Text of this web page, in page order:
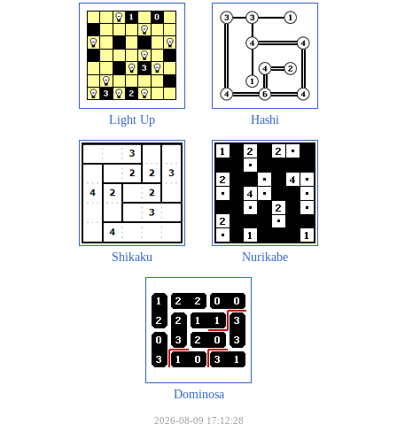
Light Up Hashi
Shikaku Nurikabe
Dominosa
2026-08-09 17:12:28